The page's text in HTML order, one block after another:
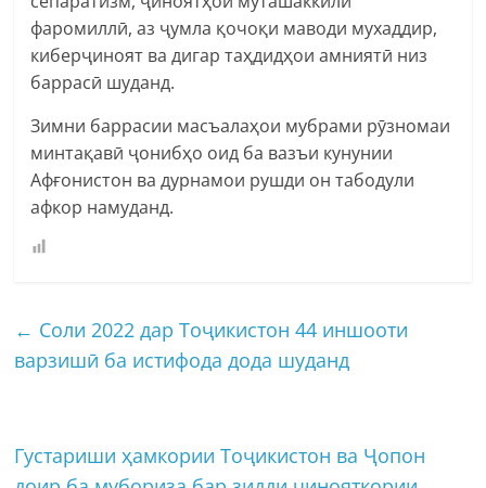
фаромиллӣ, аз ҷумла қочоқи маводи мухаддир,
киберҷиноят ва дигар таҳдидҳои амниятӣ низ
баррасӣ шуданд.
Зимни баррасии масъалаҳои мубрами рӯзномаи
минтақавӣ ҷонибҳо оид ба вазъи кунунии
Афғонистон ва дурнамои рушди он табодули
афкор намуданд.
← Соли 2022 дар Тоҷикистон 44 иншооти
варзишӣ ба истифода дода шуданд
Густариши ҳамкории Тоҷикистон ва Ҷопон